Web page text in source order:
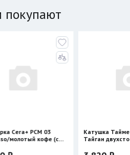
покупают
03
(с
Катушка Таймень для
Тайган двухсторонняя